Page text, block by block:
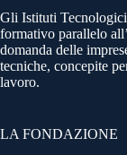
Gli Istituti
formativo parallelo
domanda delle
tecniche, concepite
lavoro.
LA FONDAZIONE